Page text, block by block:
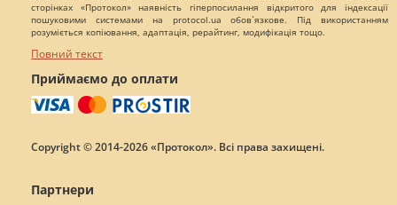
сторінках «Протокол» наявність гіперпосилання відкритого для індексації
пошуковими системами на protocol.ua обов`язкове. Під використанням
розуміється копіювання, адаптація, рерайтинг, модифікація тощо.
Повний текст
Приймаємо до оплати
Copyright © 2014-2026 «Протокол». Всі права захищені.
Партнери